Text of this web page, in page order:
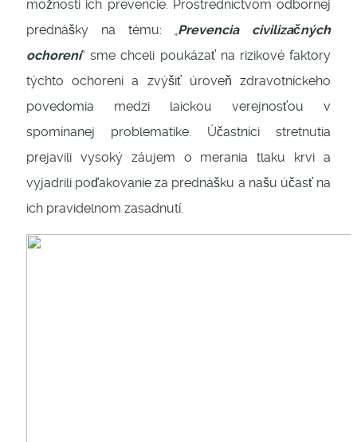
možnosti ich prevencie. Prostredníctvom odbornej
prednášky na tému: „Prevencia civilizačných
ochorení“ sme chceli poukázať na rizikové faktory
týchto ochorení a zvýšiť úroveň zdravotníckeho
povedomia medzi laickou verejnosťou v
spomínanej problematike. Účastníci stretnutia
prejavili vysoký záujem o merania tlaku krvi a
vyjadrili poďakovanie za prednášku a našu účasť na
ich pravidelnom zasadnutí.